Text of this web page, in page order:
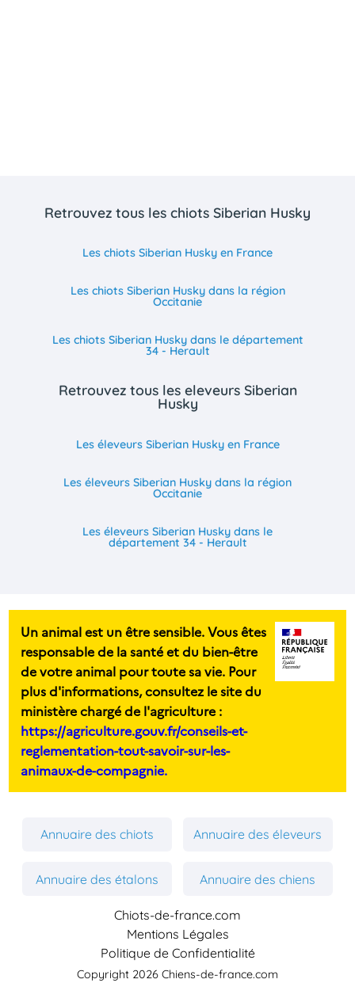
Retrouvez tous les chiots Siberian Husky
Les chiots Siberian Husky en France
Les chiots Siberian Husky dans la région
Occitanie
Les chiots Siberian Husky dans le département
34 - Herault
Retrouvez tous les eleveurs Siberian
Husky
Les éleveurs Siberian Husky en France
Les éleveurs Siberian Husky dans la région
Occitanie
Les éleveurs Siberian Husky dans le
département 34 - Herault
Un animal est un être sensible. Vous êtes
responsable de la santé et du bien-être
de votre animal pour toute sa vie. Pour
plus d'informations, consultez le site du
ministère chargé de l'agriculture :
https://agriculture.gouv.fr/conseils-et-
reglementation-tout-savoir-sur-les-
animaux-de-compagnie.
Annuaire des chiots Annuaire des éleveurs
Annuaire des étalons Annuaire des chiens
Chiots-de-france.com
Mentions Légales
Politique de Confidentialité
Copyright 2026 Chiens-de-france.com